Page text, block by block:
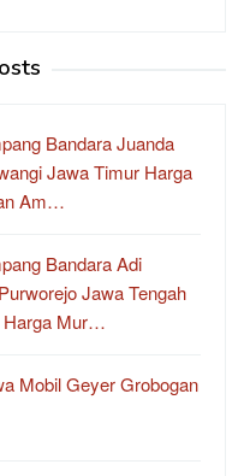
Bandara Juanda
Jawa Timur Harga
Am…
Bandara Adi
Jawa Tengah
Harga Mur…
Mobil Geyer Grobogan